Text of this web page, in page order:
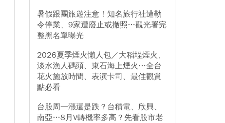
暑假跟團旅遊注意！知名旅行社遭勒
令停業、9家遭廢止或撤照…觀光署完
整黑名單曝光
2026夏季煙火懶人包／大稻埕煙火、
淡水漁人碼頭、東石海上煙火…全台
花火施放時間、表演卡司、最佳觀賞
點必看
台股周一漲還是跌？台積電、欣興、
南亞…8月V轉機率多高？先看股市老